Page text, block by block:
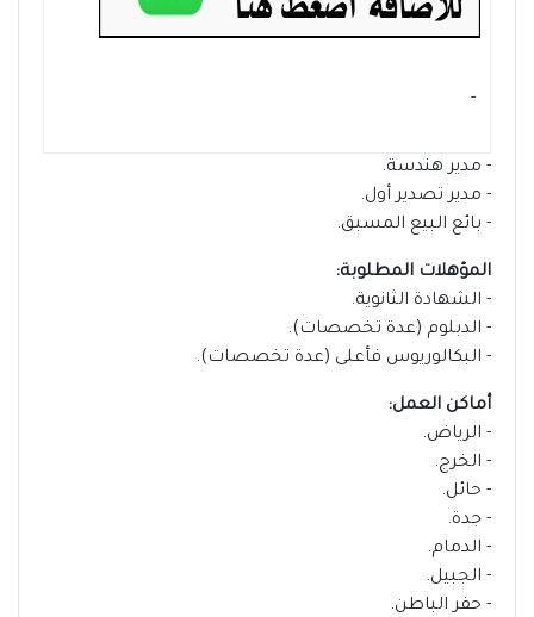
- ‏
- مدير هندسة.
- مدير تصدير أول.
- بائع البيع المسبق.
المؤهلات المطلوبة:
- الشهادة الثانوية.
- الدبلوم (عدة تخصصات).
- البكالوريوس فأعلى (عدة تخصصات).
أماكن العمل:
- الرياض.
- الخرج.
- حائل.
- جدة.
- الدمام.
- الجبيل.
- حفر الباطن.